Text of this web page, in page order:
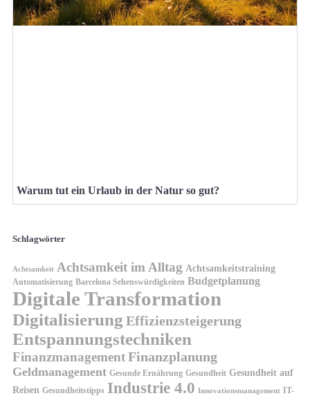
Warum tut ein Urlaub in der Natur so gut?
Schlagwörter
Achtsamkeit Achtsamkeit im Alltag Achtsamkeitstraining
Automatisierung Barcelona Sehenswürdigkeiten Budgetplanung
Digitale Transformation
Digitalisierung Effizienzsteigerung
Entspannungstechniken
FinanzmanagementFinanzplanung
Geldmanagement Gesunde Ernährung Gesundheit Gesundheit auf
Reisen Gesundheitstipps Industrie 4.0 Innovationsmanagement IT-